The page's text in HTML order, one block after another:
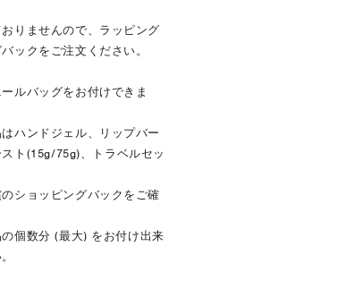
りませんので、ラッピング
ックをご注文ください。
ルバッグをお付けできま
ハンドジェル、リップバー
ト(15g/75g)、トラベルセッ
ショッピングバックをご確
個数分 (最大) をお付け出来